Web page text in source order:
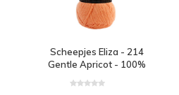
Scheepjes Eliza - 214
Gentle Apricot - 100%